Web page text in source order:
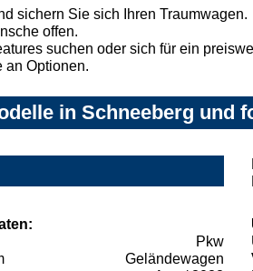
sichern Sie sich Ihren Traumwagen.
offen.
suchen oder sich für ein
an Optionen.
in Schneeberg und
Pkw
Geländewagen